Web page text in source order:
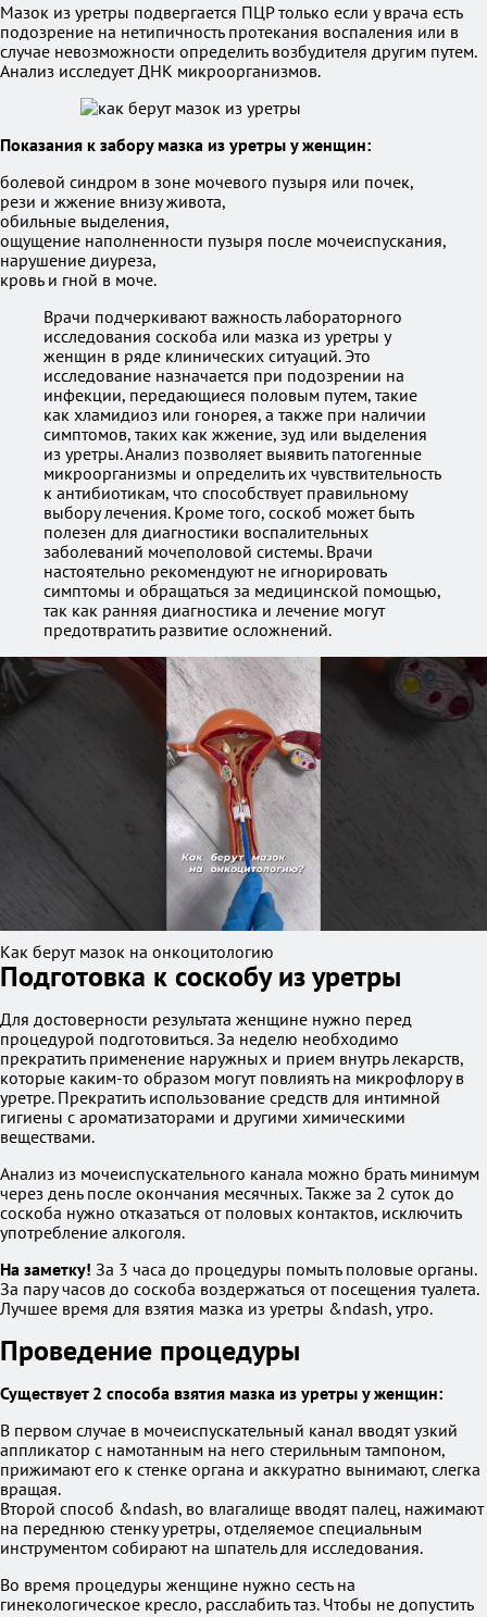
Мазок из уретры подвергается ПЦР только если у врача есть
подозрение на нетипичность протекания воспаления или в
случае невозможности определить возбудителя другим путем.
Анализ исследует ДНК микроорганизмов.
Показания к забору мазка из уретры у женщин:
болевой синдром в зоне мочевого пузыря или почек,
рези и жжение внизу живота,
обильные выделения,
ощущение наполненности пузыря после мочеиспускания,
нарушение диуреза,
кровь и гной в моче.
Врачи подчеркивают важность лабораторного
исследования соскоба или мазка из уретры у
женщин в ряде клинических ситуаций. Это
исследование назначается при подозрении на
инфекции, передающиеся половым путем, такие
как хламидиоз или гонорея, а также при наличии
симптомов, таких как жжение, зуд или выделения
из уретры. Анализ позволяет выявить патогенные
микроорганизмы и определить их чувствительность
к антибиотикам, что способствует правильному
выбору лечения. Кроме того, соскоб может быть
полезен для диагностики воспалительных
заболеваний мочеполовой системы. Врачи
настоятельно рекомендуют не игнорировать
симптомы и обращаться за медицинской помощью,
так как ранняя диагностика и лечение могут
предотвратить развитие осложнений.
Как берут мазок на онкоцитологию
Подготовка к соскобу из уретры
Для достоверности результата женщине нужно перед
процедурой подготовиться. За неделю необходимо
прекратить применение наружных и прием внутрь лекарств,
которые каким-то образом могут повлиять на микрофлору в
уретре. Прекратить использование средств для интимной
гигиены с ароматизаторами и другими химическими
веществами.
Анализ из мочеиспускательного канала можно брать минимум
через день после окончания месячных. Также за 2 суток до
соскоба нужно отказаться от половых контактов, исключить
употребление алкоголя.
На заметку! За 3 часа до процедуры помыть половые органы.
За пару часов до соскоба воздержаться от посещения туалета.
Лучшее время для взятия мазка из уретры &ndash, утро.
Проведение процедуры
Существует 2 способа взятия мазка из уретры у женщин:
В первом случае в мочеиспускательный канал вводят узкий
аппликатор с намотанным на него стерильным тампоном,
прижимают его к стенке органа и аккуратно вынимают, слегка
вращая.
Второй способ &ndash, во влагалище вводят палец, нажимают
на переднюю стенку уретры, отделяемое специальным
инструментом собирают на шпатель для исследования.
Во время процедуры женщине нужно сесть на
гинекологическое кресло, расслабить таз. Чтобы не допустить